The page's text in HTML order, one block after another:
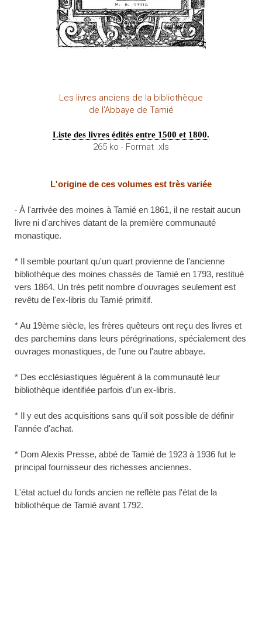
Les livres anciens de la bibliothèque
de l'Abbaye de Tamié
Liste des livres édités entre 1500 et 1800.
265 ko - Format .xls
L'origine de ces volumes est très variée
- À l'arrivée des moines à Tamié en 1861, il ne restait aucun
livre ni d'archives datant de la première communauté
monastique.
* Il semble pourtant qu'un quart provienne de l'ancienne
bibliothèque des moines chassés de Tamié en 1793, restitué
vers 1864. Un très petit nombre d'ouvrages seulement est
revêtu de l'ex-libris du Tamié primitif.
* Au 19ème siècle, les frères quêteurs ont reçu des livres et
des parchemins dans leurs pérégrinations, spécialement des
ouvrages monastiques, de l'une ou l'autre abbaye.
* Des ecclésiastiques léguèrent à la communauté leur
bibliothèque identifiée parfois d'un ex-libris.
* Il y eut des acquisitions sans qu'il soit possible de définir
l'année d'achat.
* Dom Alexis Presse, abbé de Tamié de 1923 à 1936 fut le
principal fournisseur des richesses anciennes.
L'état actuel du fonds ancien ne reflète pas l'état de la
bibliothèque de Tamié avant 1792.